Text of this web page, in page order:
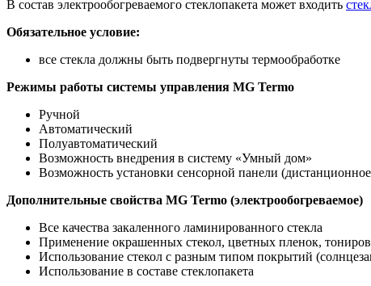
В состав электрообогреваемого стеклопакета может входить
Обязательное условие:
все стекла должны быть подвергнуты термообработке
Режимы работы системы управления MG Termo
Ручной
Автоматический
Полуавтоматический
Возможность внедрения в систему «Умный дом»
Возможность установки сенсорной панели
Дополнительные свойства MG Termo (электрообогреваемое)
Все качества закаленного ламинированного стекла
Применение окрашенных стекол, цветных пленок,
Использование стекол с разным типом покрытий
Использование в составе стеклопакета